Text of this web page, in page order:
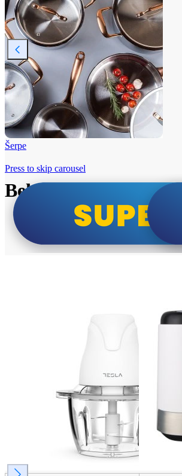
Šerpe
Beko i Tesla super cene
Press to skip carousel